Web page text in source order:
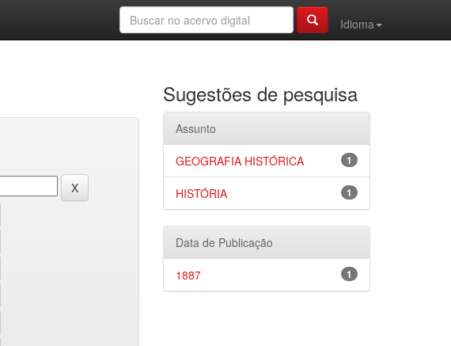
Idioma
Sugestões de pesquisa
Assunto
1
GEOGRAFIA HISTÓRICA
1
HISTÓRIA
Data de Publicação
1
1887